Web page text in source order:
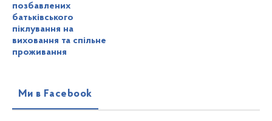
позбавлених
батьківського
піклування на
виховання та спільне
проживання
Ми в Facebook